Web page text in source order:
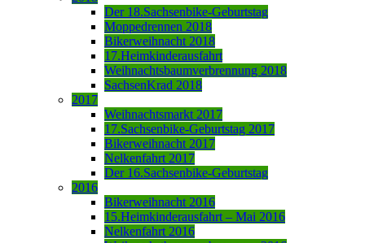
Der 18.Sachsenbike-Geburtstag
Moppedrennen 2018
Bikerweihnacht 2018
17.Heimkinderausfahrt
Weihnachtsbaumverbrennung 2018
SachsenKrad 2018
2017
Weihnachtsmarkt 2017
17.Sachsenbike-Geburtstag 2017
Bikerweihnacht 2017
Nelkenfahrt 2017
Der 16.Sachsenbike-Geburtstag
2016
Bikerweihnacht 2016
15.Heimkinderausfahrt – Mai 2016
Nelkenfahrt 2016